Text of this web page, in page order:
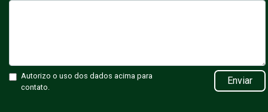
Autorizo o uso dos dados acima para
contato.
Enviar